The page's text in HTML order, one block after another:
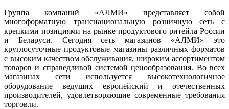
Группа компаний «АЛМИ» представляет собой
многоформатную транснациональную розничную сеть с
крепкими позициями на рынке продуктового ритейла России
и Беларуси. Сегодня сеть магазинов «АЛМИ» это
круглосуточные продуктовые магазины различных форматов
с высоким качеством обслуживания, широким ассортиментом
товаров и справедливой системой ценообразования. Во всех
магазинах сети используется высокотехнологичное
оборудование ведущих европейский и отечественных
производителей, удовлетворяющие современные требования
торговли.